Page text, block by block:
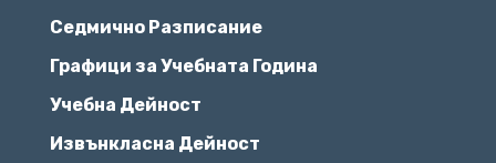
Седмично Разписание
Графици за Учебната Година
Учебна Дейност
Извънкласна Дейност